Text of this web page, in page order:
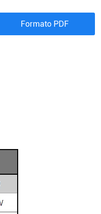
Formato PDF